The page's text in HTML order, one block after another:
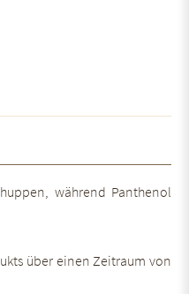
während Panthenol
über einen Zeitraum von